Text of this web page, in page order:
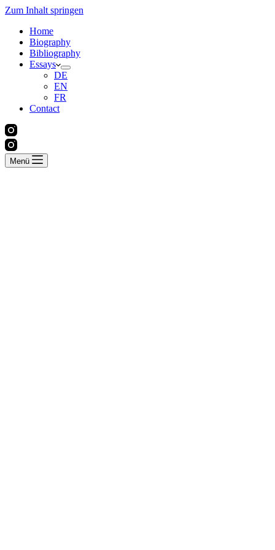
Zum Inhalt springen
Home
Biography
Bibliography
Essays
DE
EN
FR
Contact
Menü